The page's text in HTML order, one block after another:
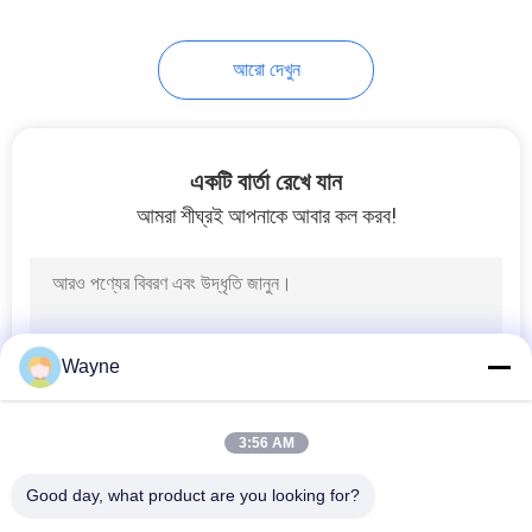
কার পেইন্ট হার্ডেনার
কার পেইন্ট থিনার
আরো দেখুন
একটি বার্তা রেখে যান
আমরা শীঘ্রই আপনাকে আবার কল করব!
Wayne
3:56 AM
Good day, what product are you looking for?